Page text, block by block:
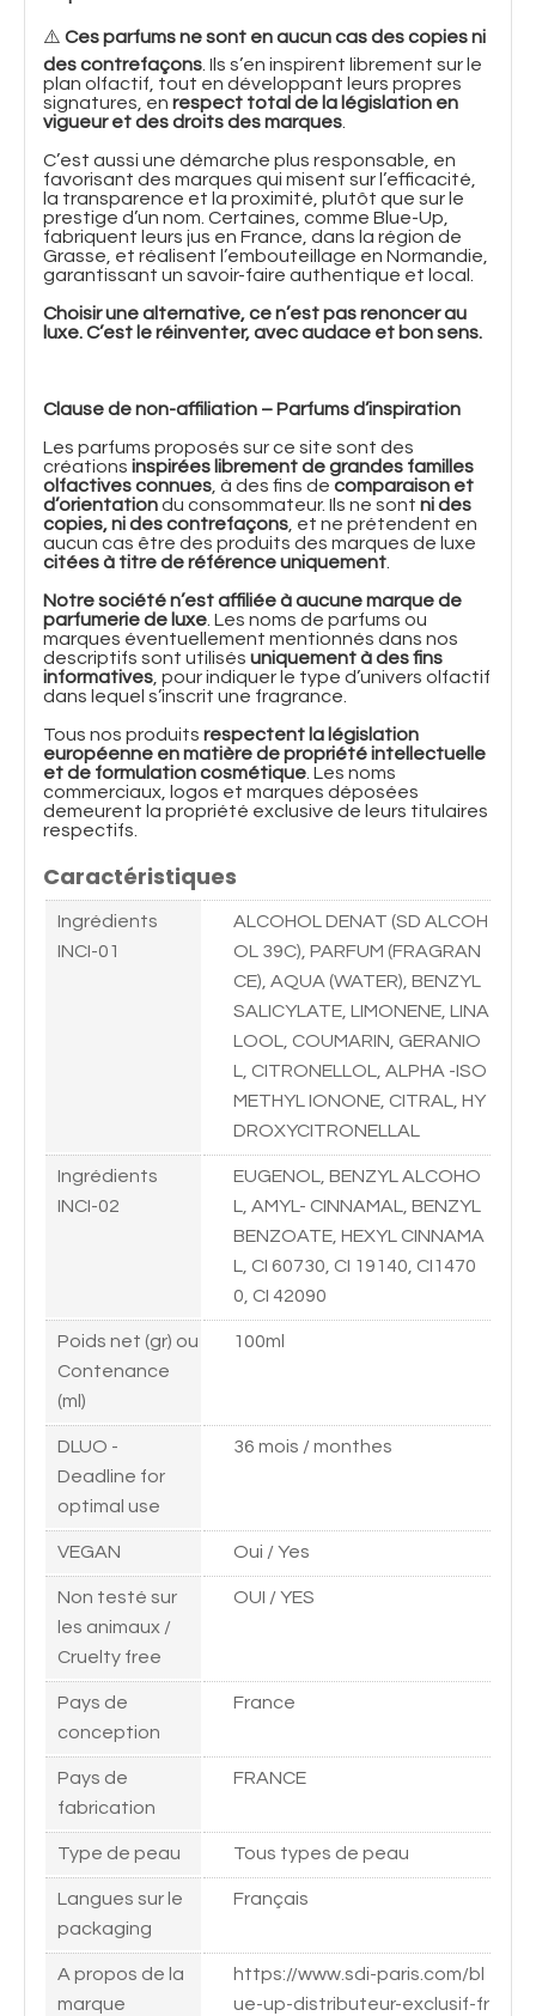
⚠️ Ces parfums ne sont en aucun cas des copies ni
des contrefaçons . Ils s’en inspirent librement sur le
plan olfactif, tout en développant leurs propres
signatures, en respect total de la législation en
vigueur et des droits des marques
C’est aussi une démarche plus responsable, en
favorisant des marques qui misent sur l’efficacité,
la transparence et la proximité, plutôt que sur le
prestige d’un nom. Certaines, comme Blue-Up,
fabriquent leurs jus en France, dans la région de
Grasse, et réalisent l’embouteillage en Normandie,
garantissant un savoir-faire authentique et local.
Choisir une alternative, ce n’est pas renoncer au
luxe. C’est le réinventer, avec audace et bon sens.
Clause de non-affiliation – Parfums d’inspiration
Les parfums proposés sur ce site sont des
créations inspirées librement de grandes familles
olfactives connues , à des fins de comparaison et
d’orientationdu consommateur. Ils ne sont ni des
copies, ni des contrefaçons , et ne prétendent en
aucun cas être des produits des marques de luxe
citées à titre de référence uniquement
Notre société n’est affiliée à aucune marque de
parfumerie de luxe . Les noms de parfums ou
marques éventuellement mentionnés dans nos
descriptifs sont utilisés uniquement à des fins
informatives , pour indiquer le type d’univers olfactif
dans lequel s’inscrit une fragrance.
Tous nos produits respectent la législation
européenne en matière de propriété intellectuelle
et de formulation cosmétique . Les noms
commerciaux, logos et marques déposées
demeurent la propriété exclusive de leurs titulaires
respectifs.
Caractéristiques
Ingrédients
INCI-01
ALCOHOL DENAT (SD ALCOH
OL 39C), PARFUM (FRAGRAN
CE), AQUA (WATER), BENZYL
SALICYLATE, LIMONENE, LINA
LOOL, COUMARIN, GERANIO
L, CITRONELLOL, ALPHA -ISO
METHYL IONONE, CITRAL, HY
DROXYCITRONELLAL
Ingrédients
INCI-02
EUGENOL, BENZYL ALCOHO
L, AMYL- CINNAMAL, BENZYL
BENZOATE, HEXYL CINNAMA
L, CI 60730, CI 19140, CI1470
0, CI 42090
Poids net (gr) ou
Contenance
(ml)
100ml
DLUO -
Deadline for
optimal use
36 mois / monthes
VEGAN Oui / Yes
Non testé sur
les animaux /
Cruelty free
OUI / YES
Pays de
conception
France
Pays de
fabrication
FRANCE
Type de peau Tous types de peau
Langues sur le
packaging
Français
A propos de la
marque
https://www.sdi-paris.com/bl
ue-up-distributeur-exclusif-fr